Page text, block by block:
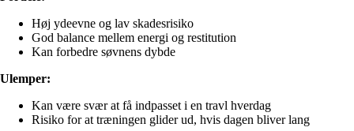
Høj ydeevne og lav skadesrisiko
God balance mellem energi og restitution
Kan forbedre søvnens dybde
Ulemper:
Kan være svær at få indpasset i en travl hverdag
Risiko for at træningen glider ud, hvis dagen bliver lang